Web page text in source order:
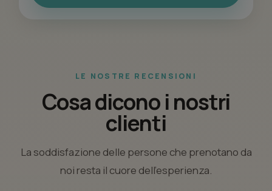
LE NOSTRE RECENSIONI
Cosa dicono i nostri
clienti
La soddisfazione delle persone che prenotano da
noi resta il cuore dell’esperienza.